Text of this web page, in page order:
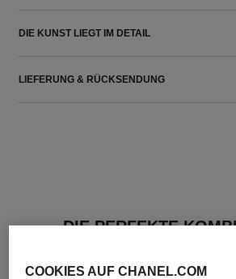
DIE KUNST LIEGT IM DETAIL
LIEFERUNG & RÜCKSENDUNG
DIE PERFEKTE
COOKIES AUF CHANEL.COM